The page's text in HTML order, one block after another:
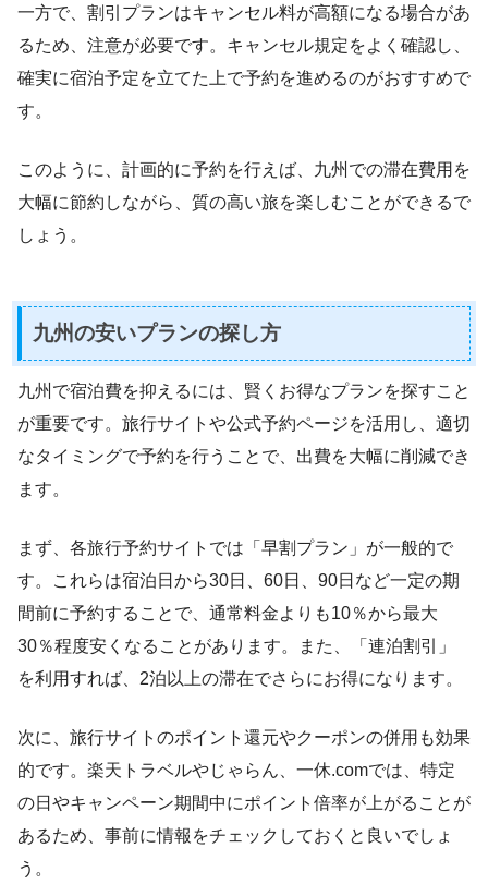
一方で、割引プランはキャンセル料が高額になる場合があ
るため、注意が必要です。キャンセル規定をよく確認し、
確実に宿泊予定を立てた上で予約を進めるのがおすすめで
す。
このように、計画的に予約を行えば、九州での滞在費用を
大幅に節約しながら、質の高い旅を楽しむことができるで
しょう。
九州の安いプランの探し方
九州で宿泊費を抑えるには、賢くお得なプランを探すこと
が重要です。旅行サイトや公式予約ページを活用し、適切
なタイミングで予約を行うことで、出費を大幅に削減でき
ます。
まず、各旅行予約サイトでは「早割プラン」が一般的で
す。これらは宿泊日から30日、60日、90日など一定の期
間前に予約することで、通常料金よりも10％から最大
30％程度安くなることがあります。また、「連泊割引」
を利用すれば、2泊以上の滞在でさらにお得になります。
次に、旅行サイトのポイント還元やクーポンの併用も効果
的です。楽天トラベルやじゃらん、一休.comでは、特定
の日やキャンペーン期間中にポイント倍率が上がることが
あるため、事前に情報をチェックしておくと良いでしょ
う。